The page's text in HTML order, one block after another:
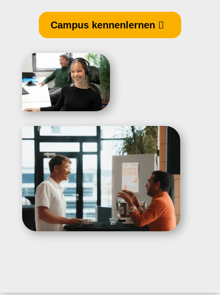
Campus kennenlernen